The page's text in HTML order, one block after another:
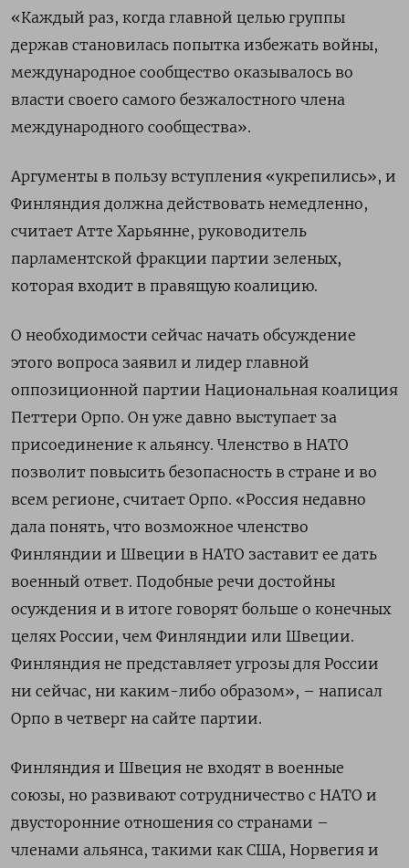
«Каждый раз, когда главной целью группы
держав становилась попытка избежать войны,
международное сообщество оказывалось во
власти своего самого безжалостного члена
международного сообщества».
Аргументы в пользу вступления «укрепились», и
Финляндия должна действовать немедленно,
считает Атте Харьянне, руководитель
парламентской фракции партии зеленых,
которая входит в правящую коалицию.
О необходимости сейчас начать обсуждение
этого вопроса заявил и лидер главной
оппозиционной партии Национальная коалиция
Петтери Орпо. Он уже давно выступает за
присоединение к альянсу. Членство в НАТО
позволит повысить безопасность в стране и во
всем регионе, считает Орпо. «Россия недавно
дала понять, что возможное членство
Финляндии и Швеции в НАТО заставит ее дать
военный ответ. Подобные речи достойны
осуждения и в итоге говорят больше о конечных
целях России, чем Финляндии или Швеции.
Финляндия не представляет угрозы для России
ни сейчас, ни каким-либо образом», – написал
Орпо в четверг на сайте партии.
Финляндия и Швеция не входят в военные
союзы, но развивают сотрудничество с НАТО и
двусторонние отношения со странами –
членами альянса, такими как США, Норвегия и